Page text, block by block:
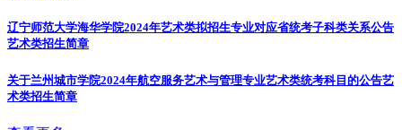
辽宁师范大学海华学院2024年艺术类拟招生专业对应省统考子科类关系公告
艺术类招生简章
关于兰州城市学院2024年航空服务艺术与管理专业艺术类统考科目的公告艺
术类招生简章